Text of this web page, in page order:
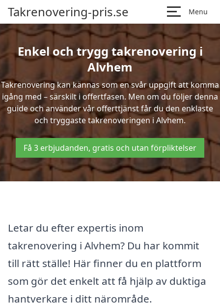
Takrenovering-pris.se Menu
Enkel och trygg takrenovering i
Alvhem
Takrenovering kan kännas som en svår uppgift att komma
igång med – särskilt i offertfasen. Men om du följer denna
guide och använder vår offerttjänst får du den enklaste
och tryggaste takrenoveringen i Alvhem.
Få 3 erbjudanden, gratis och utan förpliktelser
Letar du efter expertis inom
takrenovering i Alvhem? Du har kommit
till rätt ställe! Här finner du en plattform
som gör det enkelt att få hjälp av duktiga
hantverkare i ditt närområde.